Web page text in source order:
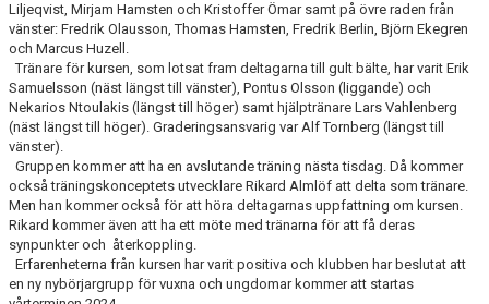
Liljeqvist, Mirjam Hamsten och Kristoffer Ömar samt på övre raden från
vänster: Fredrik Olausson, Thomas Hamsten, Fredrik Berlin, Björn Ekegren
och Marcus Huzell.
Tränare för kursen, som lotsat fram deltagarna till gult bälte, har varit Erik
Samuelsson (näst längst till vänster), Pontus Olsson (liggande) och
Nekarios Ntoulakis (längst till höger) samt hjälptränare Lars Vahlenberg
(näst längst till höger). Graderingsansvarig var Alf Tornberg (längst till
vänster).
Gruppen kommer att ha en avslutande träning nästa tisdag. Då kommer
också träningskonceptets utvecklare Rikard Almlöf att delta som tränare.
Men han kommer också för att höra deltagarnas uppfattning om kursen.
Rikard kommer även att ha ett möte med tränarna för att få deras
synpunkter och återkoppling.
Erfarenheterna från kursen har varit positiva och klubben har beslutat att
en ny nybörjargrupp för vuxna och ungdomar kommer att startas